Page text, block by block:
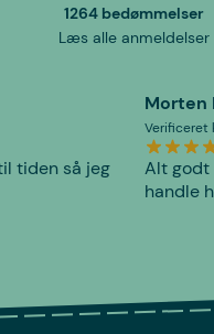
1264 bedømmelser
Læs alle anmeldelser
tiden så jeg
Morten
Verificeret
Alt godt
handle